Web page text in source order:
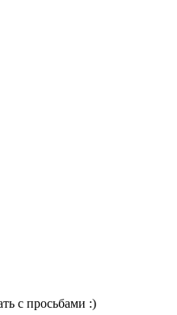
с просьбами :)